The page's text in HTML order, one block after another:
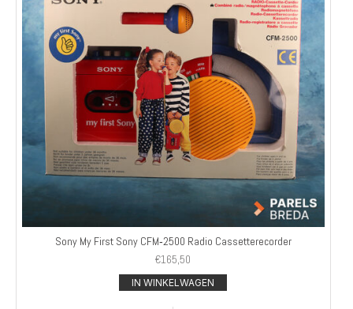
Sony My First Sony CFM‑2500 Radio Cassetterecorder
€165,50
IN WINKELWAGEN